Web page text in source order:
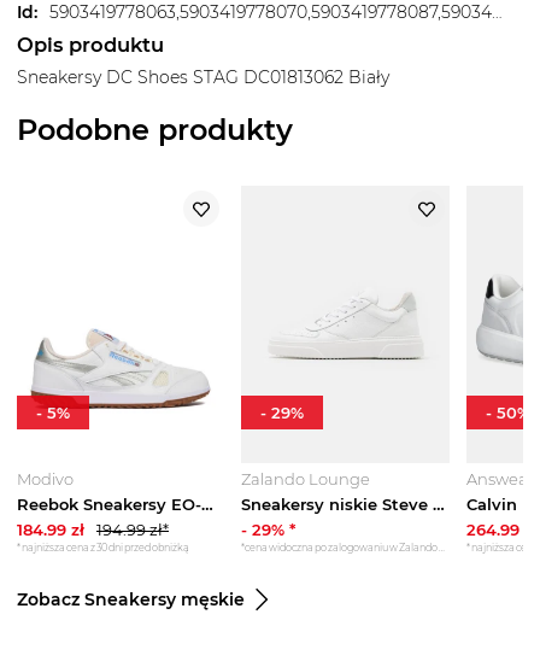
Id: 5903419778063,5903419778070,5903419778087,5903419778094,5903419778100,5903419778117,5903419778124,5903419778131
Opis produktu
Sneakersy DC Shoes STAG DC01813062 Biały
Podobne produkty
Modivo
Reebok Sneakersy EO-DEFIANCE 88 100244853 Biały
184.99 zł 194.99zł*
*najniższa cena z 30 dni przed obniżką
-5%
Zalando Lounge
Sneakersy niskie Steve Madden biały
-29% *
-29%
Answear
264.99zł
*najniższa cena
- 50%
Zobacz Sneakersy męskie